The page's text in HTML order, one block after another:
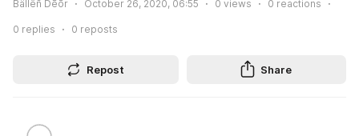
Bällêñ Dēōr October 26, 2020, 06:55 0 views 0 reactions
0 replies 0 reposts
Repost Share